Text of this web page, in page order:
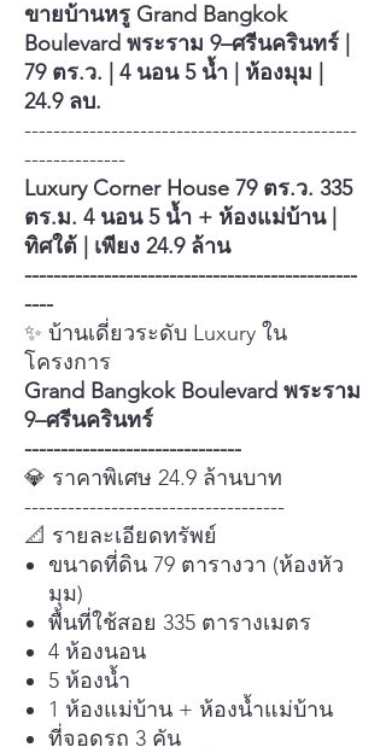
ขายบ้านหรู Grand Bangkok
Boulevard พระราม 9–ศรีนครินทร์ |
79 ตร.ว. | 4 นอน 5 น้ำ | ห้องมุม |
24.9 ลบ.
----------------------------------------------
--------------
Luxury Corner House 79 ตร.ว. 335
ตร.ม. 4 นอน 5 น้ำ + ห้องแม่บ้าน |
ทิศใต้ | เพียง 24.9 ล้าน
----------------------------------------------
----
✨ บ้านเดี่ยวระดับ Luxury ใน
โครงการ
Grand Bangkok Boulevard พระราม
9–ศรีนครินทร์
------------------------------
💎 ราคาพิเศษ 24.9 ล้านบาท
------------------------------------
📐 รายละเอียดทรัพย์
ขนาดที่ดิน 79 ตารางวา (ห้องหัว
มุม)
พื้นที่ใช้สอย 335 ตารางเมตร
4 ห้องนอน
5 ห้องน้ำ
1 ห้องแม่บ้าน + ห้องน้ำแม่บ้าน
ที่จอดรถ 3 คัน